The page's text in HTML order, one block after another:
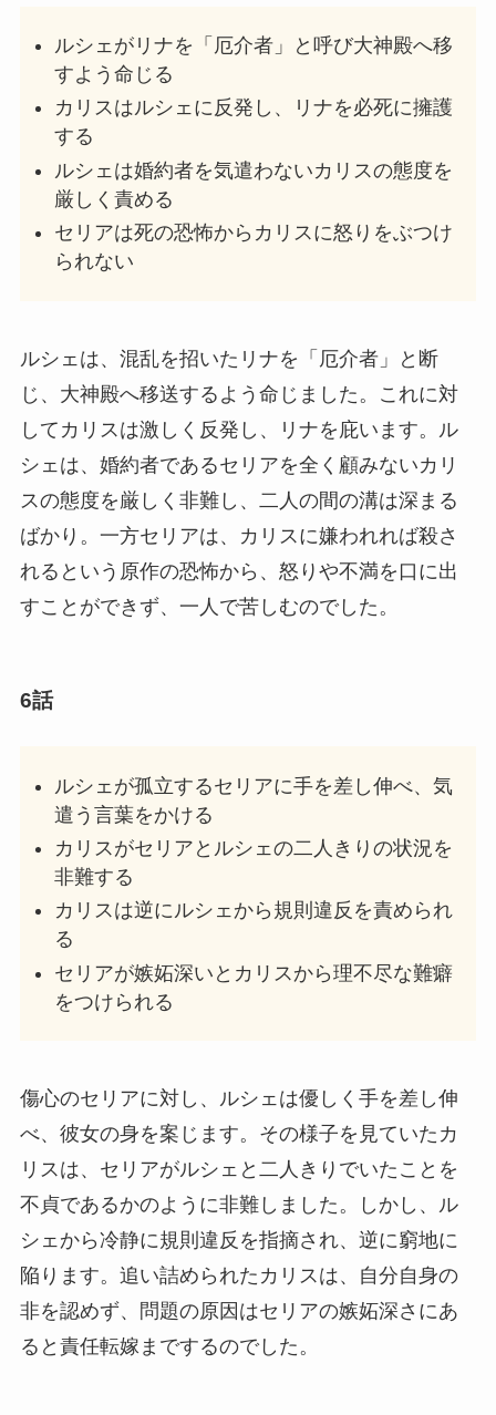
ルシェがリナを「厄介者」と呼び大神殿へ移
すよう命じる
カリスはルシェに反発し、リナを必死に擁護
する
ルシェは婚約者を気遣わないカリスの態度を
厳しく責める
セリアは死の恐怖からカリスに怒りをぶつけ
られない
ルシェは、混乱を招いたリナを「厄介者」と断
じ、大神殿へ移送するよう命じました。これに対
してカリスは激しく反発し、リナを庇います。ル
シェは、婚約者であるセリアを全く顧みないカリ
スの態度を厳しく非難し、二人の間の溝は深まる
ばかり。一方セリアは、カリスに嫌われれば殺さ
れるという原作の恐怖から、怒りや不満を口に出
すことができず、一人で苦しむのでした。
6話
ルシェが孤立するセリアに手を差し伸べ、気
遣う言葉をかける
カリスがセリアとルシェの二人きりの状況を
非難する
カリスは逆にルシェから規則違反を責められ
る
セリアが嫉妬深いとカリスから理不尽な難癖
をつけられる
傷心のセリアに対し、ルシェは優しく手を差し伸
べ、彼女の身を案じます。その様子を見ていたカ
リスは、セリアがルシェと二人きりでいたことを
不貞であるかのように非難しました。しかし、ル
シェから冷静に規則違反を指摘され、逆に窮地に
陥ります。追い詰められたカリスは、自分自身の
非を認めず、問題の原因はセリアの嫉妬深さにあ
ると責任転嫁までするのでした。